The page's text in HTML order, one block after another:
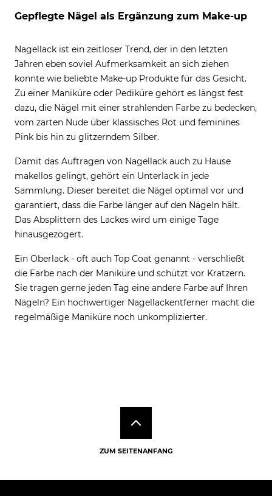
Gepflegte Nägel als Ergänzung zum Make-up
Nagellack ist ein zeitloser Trend, der in den letzten
Jahren eben soviel Aufmerksamkeit an sich ziehen
konnte wie beliebte Make-up Produkte für das Gesicht.
Zu einer Maniküre oder Pediküre gehört es längst fest
dazu, die Nägel mit einer strahlenden Farbe zu bedecken,
vom zarten Nude über klassisches Rot und feminines
Pink bis hin zu glitzerndem Silber.
Damit das Auftragen von Nagellack auch zu Hause
makellos gelingt, gehört ein Unterlack in jede
Sammlung. Dieser bereitet die Nägel optimal vor und
garantiert, dass die Farbe länger auf den Nägeln hält.
Das Absplittern des Lackes wird um einige Tage
hinausgezögert.
Ein Oberlack - oft auch Top Coat genannt - verschließt
die Farbe nach der Maniküre und schützt vor Kratzern.
Sie tragen gerne jeden Tag eine andere Farbe auf Ihren
Nägeln? Ein hochwertiger Nagellackentferner macht die
regelmäßige Maniküre noch unkomplizierter.
ZUM SEITENANFANG